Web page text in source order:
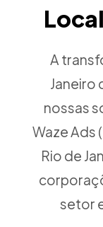
A
Janeiro
nossas
Waze Ads
Rio de
setor